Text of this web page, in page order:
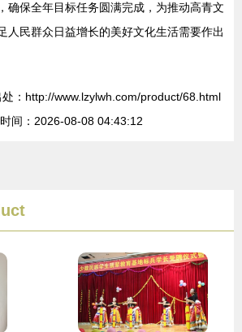
确保全年目标任务圆满完成，为推动高青文
人民群众日益增长的美好文化生活需要作出
：http://www.lzylwh.com/product/68.html
间：2026-08-08 04:43:12